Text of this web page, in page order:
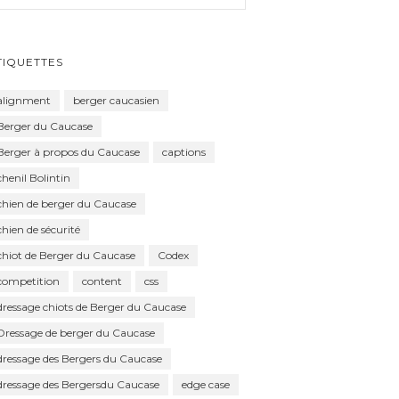
berger caucasien
du Caucase
à propos du Caucase
captions
Bolintin
de berger du Caucase
de sécurité
de Berger du Caucase
Codex
content
css
chiots de Berger du Caucase
de berger du Caucase
des Bergers du Caucase
des Bergersdu Caucase
edge case